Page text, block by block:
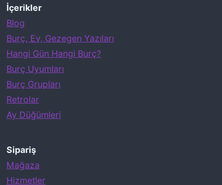
İçerikler
Blog
Burç, Ev, Gezegen Yazıları
Hangi Gün Hangi Burç?
Burç Uyumları
Burç Grupları
Retrolar
Ay Düğümleri
Sipariş
Mağaza
Hizmetler